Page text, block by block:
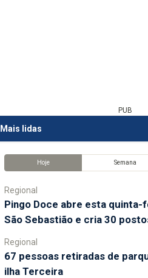
PUB
Mais lidas
Hoje Semana
Regional
Pingo Doce abre esta quinta-
São Sebastião e cria 30
Regional
67 pessoas retiradas de
ilha Terceira